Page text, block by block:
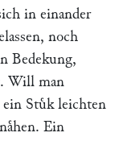
in einander
noch
Bedekung,
Will man
ein Stuͤk leichten
Ein